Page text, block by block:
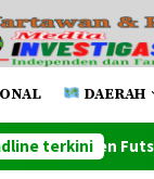
DAERAH
terkini
Cup 2026